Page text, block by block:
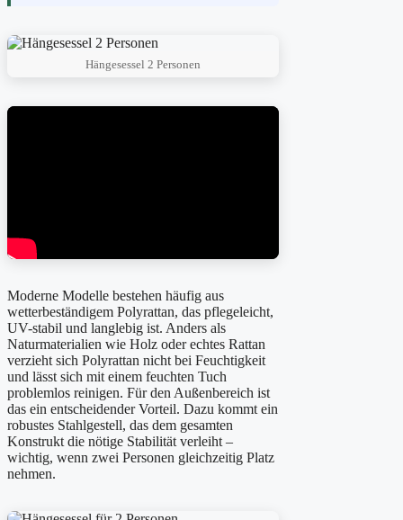
Hängesessel 2 Personen
Moderne Modelle bestehen häufig aus
wetterbeständigem Polyrattan, das pflegeleicht,
UV-stabil und langlebig ist. Anders als
Naturmaterialien wie Holz oder echtes Rattan
verzieht sich Polyrattan nicht bei Feuchtigkeit
und lässt sich mit einem feuchten Tuch
problemlos reinigen. Für den Außenbereich ist
das ein entscheidender Vorteil. Dazu kommt ein
robustes Stahlgestell, das dem gesamten
Konstrukt die nötige Stabilität verleiht –
wichtig, wenn zwei Personen gleichzeitig Platz
nehmen.